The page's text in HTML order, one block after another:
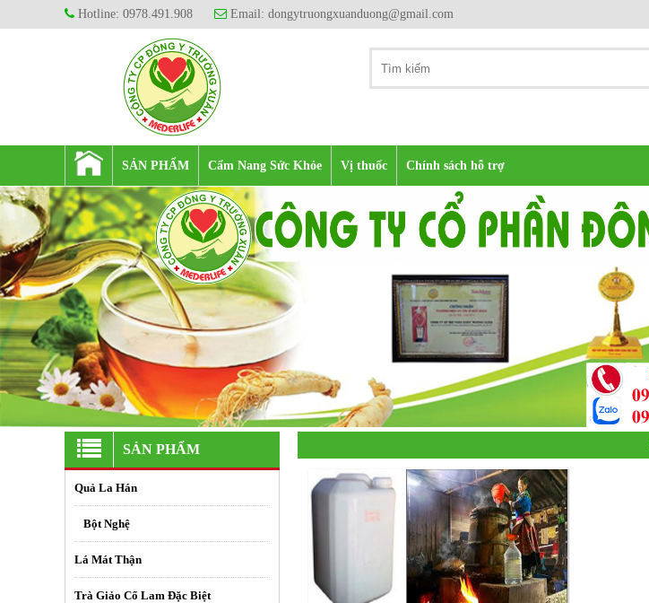
Hotline: 0978.491.908 Email: dongytruongxuanduong@gmail.com
SẢN PHẨM Cẩm Nang Sức Khỏe Vị thuốc Chính sách hỗ trợ
SẢN PHẨM
Quả La Hán
Bột Nghệ
Lá Mát Thận
Trà Giảo Cổ Lam Đặc Biệt